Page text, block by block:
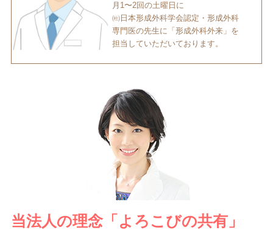
月1〜2回の土曜日に
㈳日本形成外科学会認定・形成外科
専門医の先生に「形成外科外来」を
担当していただいております。
当法人の理念「よろこびの共有」